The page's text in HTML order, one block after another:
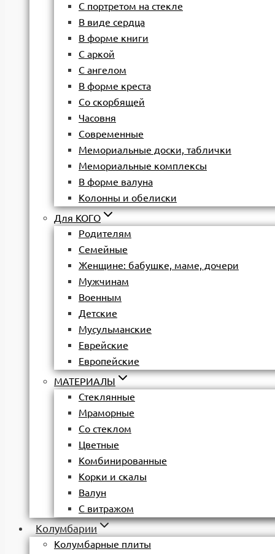
С портретом на стекле
В виде сердца
В форме книги
С аркой
С ангелом
В форме креста
Со скорбящей
Часовня
Современные
Мемориальные доски, таблички
Мемориальные комплексы
В форме валуна
Колонны и обелиски
Для КОГО
Родителям
Семейные
Женщине: бабушке, маме, дочери
Мужчинам
Военным
Детские
Мусульманские
Еврейские
Европейские
МАТЕРИАЛЫ
Стеклянные
Мраморные
Со стеклом
Цветные
Комбинированные
Корки и скалы
Валун
С витражом
Колумбарии
Колумбарные плиты